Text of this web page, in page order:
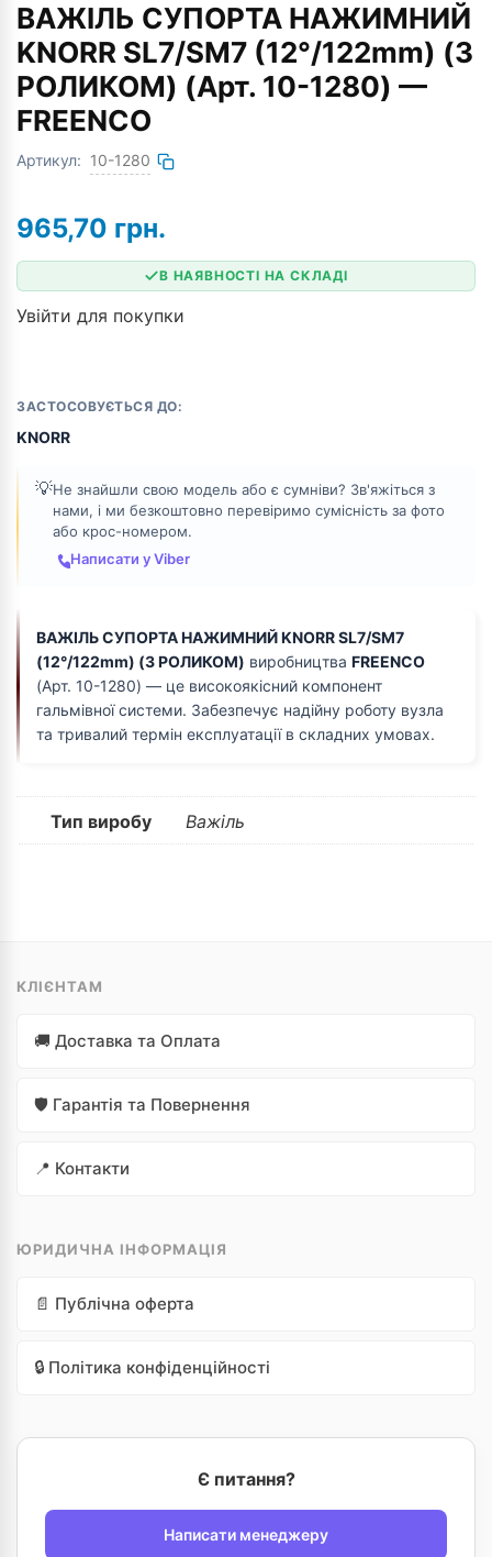
ВАЖІЛЬ СУПОРТА НАЖИМНИЙ
KNORR SL7/SM7 (12°/122mm) (З
РОЛИКОМ) (Арт. 10-1280) —
FREENCO
Артикул: 10-1280
ЗАСТОСОВУЄТЬСЯ ДО:
KNORR
💡Не знайшли свою модель або є сумніви? Зв'яжіться з
нами, і ми безкоштовно перевіримо сумісність за фото
або крос-номером.
Написати у Viber
965,70 грн.
В НАЯВНОСТІ НА СКЛАДІ
Увійти для покупки
ВАЖІЛЬ СУПОРТА НАЖИМНИЙ KNORR SL7/SM7
(12°/122mm) (З РОЛИКОМ) виробництва FREENCO
(Арт. 10-1280) — це високоякісний компонент
гальмівної системи. Забезпечує надійну роботу вузла
та тривалий термін експлуатації в складних умовах.
Тип виробу Важіль
КЛІЄНТАМ
🚚 Доставка та Оплата
🛡️ Гарантія та Повернення
📍 Контакти
ЮРИДИЧНА ІНФОРМАЦІЯ
📄 Публічна оферта
🔒 Політика конфіденційності
Є питання?
Написати менеджеру